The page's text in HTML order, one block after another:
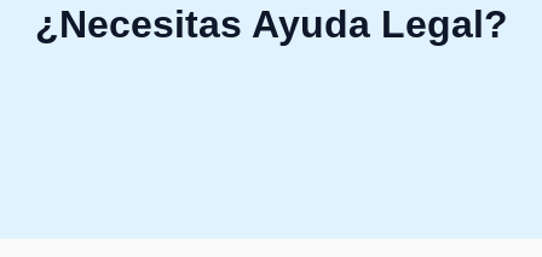
¿Necesitas Ayuda Legal?